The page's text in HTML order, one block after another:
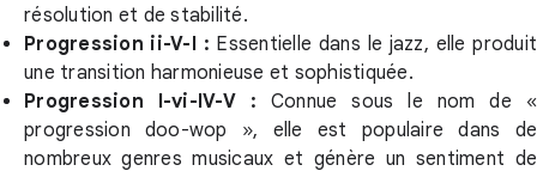
résolution et de stabilité.
Progression ii-V-I : Essentielle dans le jazz, elle produit
une transition harmonieuse et sophistiquée.
Progression I-vi-IV-V : Connue sous le nom de «
progression doo-wop », elle est populaire dans de
nombreux genres musicaux et génère un sentiment de